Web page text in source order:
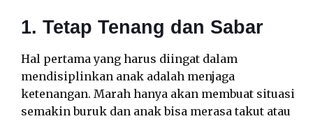
1. Tetap Tenang dan Sabar
Hal pertama yang harus diingat dalam
mendisiplinkan anak adalah menjaga
ketenangan. Marah hanya akan membuat situasi
semakin buruk dan anak bisa merasa takut atau